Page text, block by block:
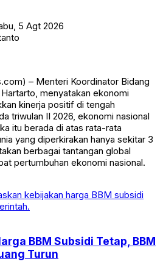
5 Agt 2026
– Menteri Koordinator Bidang
menyatakan ekonomi
kinerja positif di tengah
triwulan II 2026, ekonomi nasional
itu berada di atas rata-rata
yang diperkirakan hanya sekitar 3
berbagai tantangan global
pertumbuhan ekonomi nasional.
BBM Subsidi Tetap, BBM
Turun